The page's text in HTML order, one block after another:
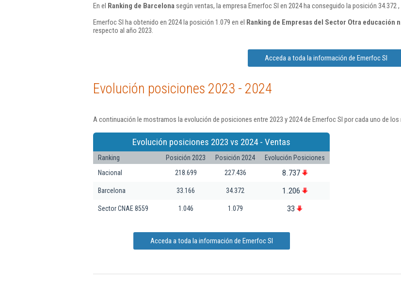
En el Ranking de Barcelona según ventas, la empresa Emerfoc Sl en 2024 ha conseguido la posición
Emerfoc Sl ha obtenido en 2024 la posición 1.079 en el Ranking de Empresas del Sector Otra educación
respecto al año 2023.
Acceda a toda la información de Emerfoc Sl
Evolución posiciones 2023 - 2024
A continuación le mostramos la evolución de posiciones entre 2023 y 2024 de Emerfoc Sl por cada uno de
Evolución posiciones 2023 vs 2024 - Ventas
Ranking Posición 2023 Posición 2024
Evolución Posiciones
Nacional
218.699 227.436 8.737
Barcelona 33.166 34.372 1.206
Sector CNAE 8559 1.046 1.079 33
Acceda a toda la información de Emerfoc Sl